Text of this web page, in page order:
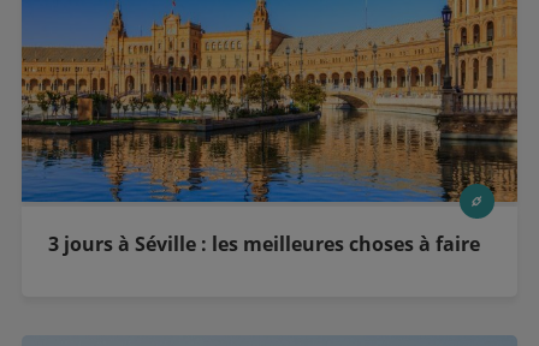
3 jours à Séville : les meilleures choses à faire